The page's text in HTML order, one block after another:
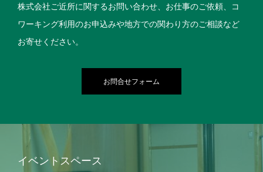
株式会社ご近所に関するお問い合わせ、お仕事のご依頼、コ
ワーキング利用のお申込みや地方での関わり方のご相談など
お寄せください。
お問合せフォーム
イベントスペース